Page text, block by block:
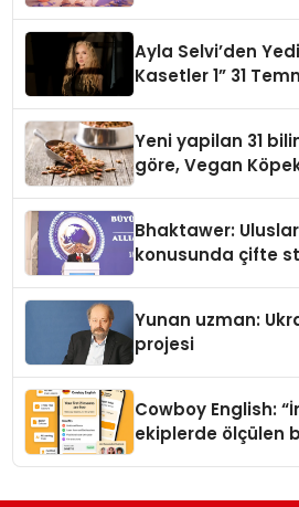
Ayla Selvi’den
Kasetler 1” 31
Yeni yapilan 31
göre, Vegan
Bhaktawer:
konusunda çifte
Yunan uzman:
projesi
Cowboy English:
ekiplerde ölçülen